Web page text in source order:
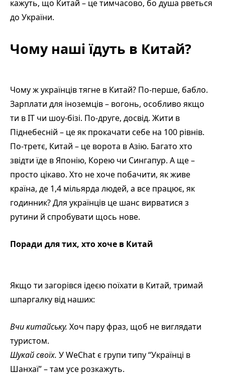
кажуть, що Китай – це тимчасово, бо душа рветься
до України.
Чому наші їдуть в Китай?
Чому ж українців тягне в Китай? По-перше, бабло.
Зарплати для іноземців – вогонь, особливо якщо
ти в IT чи шоу-бізі. По-друге, досвід. Жити в
Піднебесній – це як прокачати себе на 100 рівнів.
По-третє, Китай – це ворота в Азію. Багато хто
звідти їде в Японію, Корею чи Сингапур. А ще –
просто цікаво. Хто не хоче побачити, як живе
країна, де 1,4 мільярда людей, а все працює, як
годинник? Для українців це шанс вирватися з
рутини й спробувати щось нове.
Поради для тих, хто хоче в Китай
Якщо ти загорівся ідеєю поїхати в Китай, тримай
шпаргалку від наших:
Вчи китайську. Хоч пару фраз, щоб не виглядати
туристом.
Шукай своїх. У WeChat є групи типу “Українці в
Шанхаї” – там усе розкажуть.